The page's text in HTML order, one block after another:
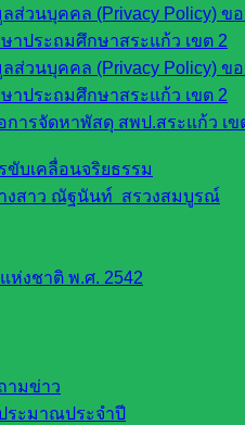
ส่วนบุคคล (Privacy Policy) ข
าประถมศึกษาสระแก้ว เขต 2
ส่วนบุคคล (Privacy Policy) ข
าประถมศึกษาสระแก้ว เขต 2
การจัดหาพัสดุ สพป.สระแก้ว เข
ขับเคลื่อนจริยธรรม
งสาว ณัฐนันท์ สรวงสมบูรณ์
งชาติ พ.ศ. 2542
ามข่าว
ระมาณประจำปี